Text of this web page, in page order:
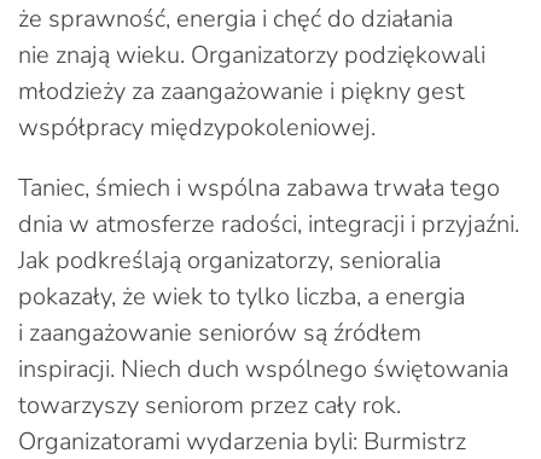
że sprawność, energia i chęć do działania
nie znają wieku. Organizatorzy podziękowali
młodzieży za zaangażowanie i piękny gest
współpracy międzypokoleniowej.
Taniec, śmiech i wspólna zabawa trwała tego
dnia w atmosferze radości, integracji i przyjaźni.
Jak podkreślają organizatorzy, senioralia
pokazały, że wiek to tylko liczba, a energia
i zaangażowanie seniorów są źródłem
inspiracji. Niech duch wspólnego świętowania
towarzyszy seniorom przez cały rok.
Organizatorami wydarzenia byli: Burmistrz